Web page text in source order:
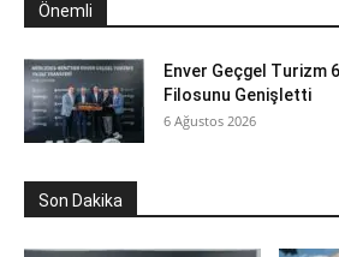
Önemli
Enver Geçgel Turizm
Filosunu Genişletti
6 Ağustos 2026
Son Dakika